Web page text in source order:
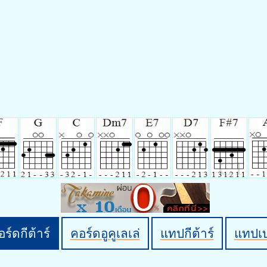
ร์ดกีต้าร์ คอร์ดอูคูเลเล่ แทปกีต้าร์ แทปเ